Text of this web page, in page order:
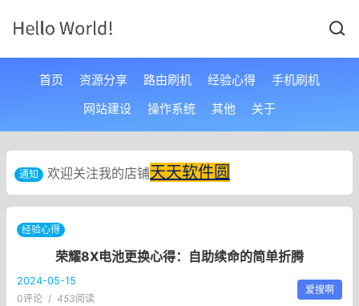
首页 资源分享 路由刷机 经验心得
手机刷机
网站建设
操作系统 其他 关于
通知 欢迎关注我的店铺天天软件圆
经验心得
荣耀8X电池更换心得：自助续命的简单折腾
2024-05-15
0评论 / 453阅读
爱搜啊